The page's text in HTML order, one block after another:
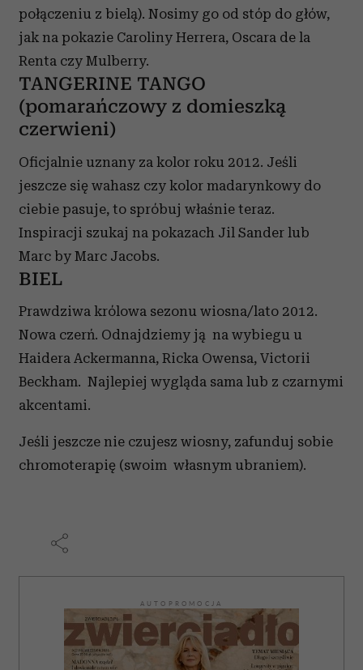
połączeniu z bielą). Nosimy go od stóp do głów,
jak na pokazie Caroliny Herrera, Oscara de la
Renta czy Mulberry.
TANGERINE TANGO
(pomarańczowy z domieszką
czerwieni)
Oficjalnie uznany za kolor roku 2012. Jeśli
jeszcze się wahasz czy kolor madarynkowy do
ciebie pasuje, to spróbuj właśnie teraz.
Inspiracji szukaj na pokazach Jil Sander lub
Marc by Marc Jacobs.
BIEL
Prawdziwa królowa sezonu wiosna/lato 2012.
Nowa czerń. Odnajdziemy ją na wybiegu u
Haidera Ackermanna, Ricka Owensa, Victorii
Beckham. Najlepiej wygląda sama lub z czarnymi
akcentami.
Jeśli jeszcze nie czujesz wiosny, zafunduj sobie
chromoterapię (swoim własnym ubraniem).
AUTOPROMOCJA